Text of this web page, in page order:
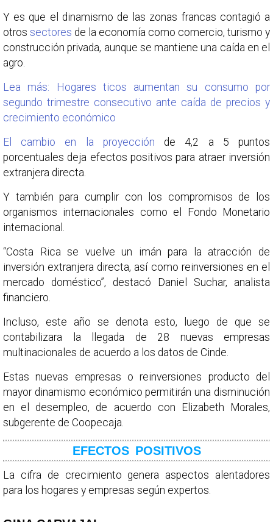
Y es que el dinamismo de las zonas francas contagió a
otros sectores de la economía como comercio, turismo y
construcción privada, aunque se mantiene una caída en el
agro.
Lea más: Hogares ticos aumentan su consumo por
segundo trimestre consecutivo ante caída de precios y
crecimiento económico
El cambio en la proyección de 4,2 a 5 puntos
porcentuales deja efectos positivos para atraer inversión
extranjera directa.
Y también para cumplir con los compromisos de los
organismos internacionales como el Fondo Monetario
internacional.
“Costa Rica se vuelve un imán para la atracción de
inversión extranjera directa, así como reinversiones en el
mercado doméstico”, destacó Daniel Suchar, analista
financiero.
Incluso, este año se denota esto, luego de que se
contabilizara la llegada de 28 nuevas empresas
multinacionales de acuerdo a los datos de Cinde.
Estas nuevas empresas o reinversiones producto del
mayor dinamismo económico permitirán una disminución
en el desempleo, de acuerdo con Elizabeth Morales,
subgerente de Coopecaja.
EFECTOS POSITIVOS
La cifra de crecimiento genera aspectos alentadores
para los hogares y empresas según expertos.